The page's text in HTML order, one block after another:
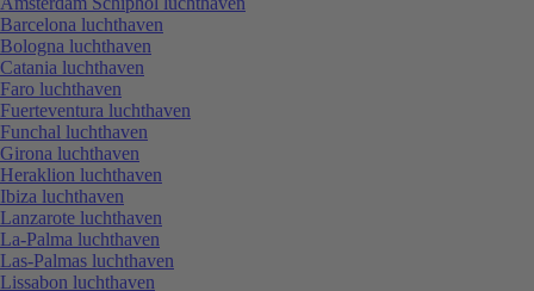
Barcelona luchthaven
Bologna luchthaven
Catania luchthaven
Faro luchthaven
Fuerteventura luchthaven
Funchal luchthaven
Girona luchthaven
Heraklion luchthaven
Ibiza luchthaven
Lanzarote luchthaven
La-Palma luchthaven
Las-Palmas luchthaven
Lissabon luchthaven